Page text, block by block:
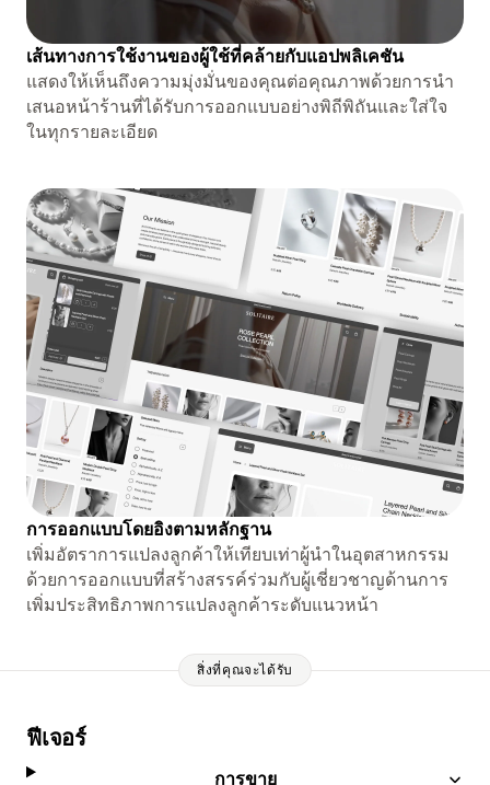
เส้นทางการใช้งานของผู้ใช้ที่คล้ายกับแอปพลิเคชัน
แสดงให้เห็นถึงความมุ่งมั่นของคุณต่อคุณภาพด้วยการนำ
เสนอหน้าร้านที่ได้รับการออกแบบอย่างพิถีพิถันและใส่ใจ
ในทุกรายละเอียด
การออกแบบโดยอิงตามหลักฐาน
เพิ่มอัตราการแปลงลูกค้าให้เทียบเท่าผู้นำในอุตสาหกรรม
ด้วยการออกแบบที่สร้างสรรค์ร่วมกับผู้เชี่ยวชาญด้านการ
เพิ่มประสิทธิภาพการแปลงลูกค้าระดับแนวหน้า
สิ่งที่คุณจะได้รับ
ฟีเจอร์
การขาย